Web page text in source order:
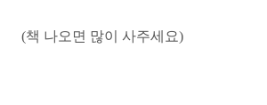
(책 나오면 많이 사주세요)